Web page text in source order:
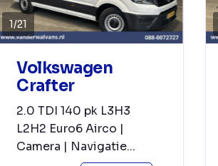
1/21
Volkswagen
Crafter
2.0 TDI 140 pk L3H3
L2H2 Euro6 Airco |
Camera | Navigatie...